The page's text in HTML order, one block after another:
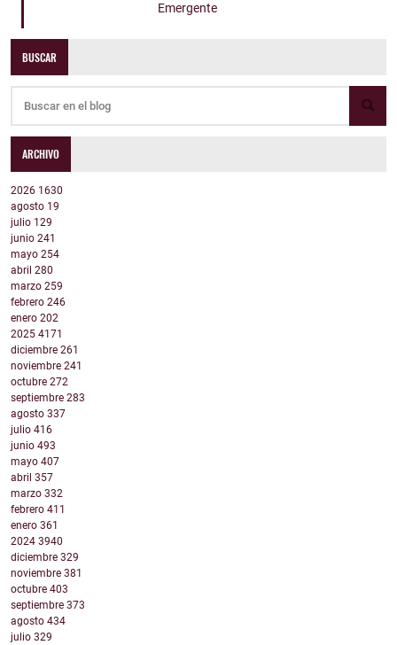
Emergente
BUSCAR
ARCHIVO
2026 1630
agosto 19
julio 129
junio 241
mayo 254
abril 280
marzo 259
febrero 246
enero 202
2025 4171
diciembre 261
noviembre 241
octubre 272
septiembre 283
agosto 337
julio 416
junio 493
mayo 407
abril 357
marzo 332
febrero 411
enero 361
2024 3940
diciembre 329
noviembre 381
octubre 403
septiembre 373
agosto 434
julio 329